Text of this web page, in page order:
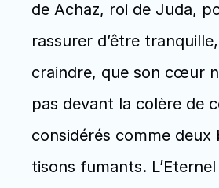
de Achaz, roi de Juda,
rassurer d’être
craindre, que son cœur
pas devant la colère de
considérés comme deux
tisons fumants.